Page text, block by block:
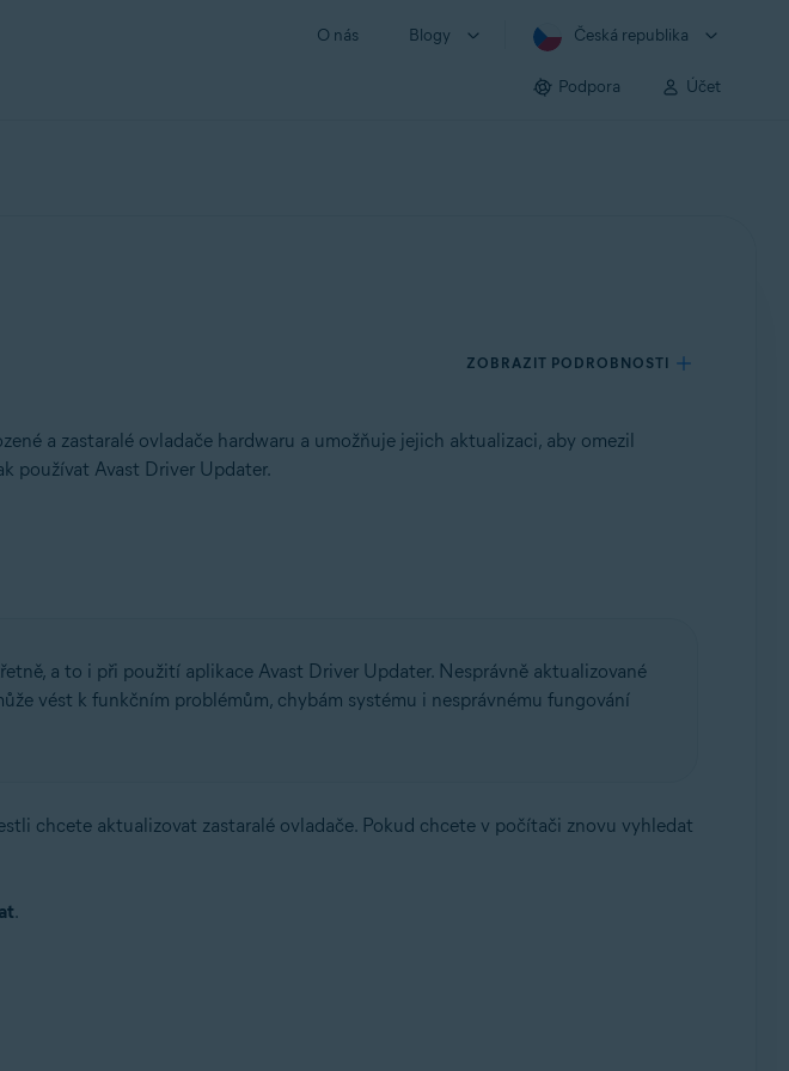
O nás Blogy Česká republika
Podpora Účet
ZOBRAZIT PODROBNOSTI
a zastaralé ovladače hardwaru a umožňuje jejich aktualizaci, aby omezil
používat Avast Driver Updater.
a to i při použití aplikace Avast Driver Updater. Nesprávně aktualizované
vést k funkčním problémům, chybám systému i nesprávnému fungování
chcete aktualizovat zastaralé ovladače. Pokud chcete v počítači znovu vyhledat
.